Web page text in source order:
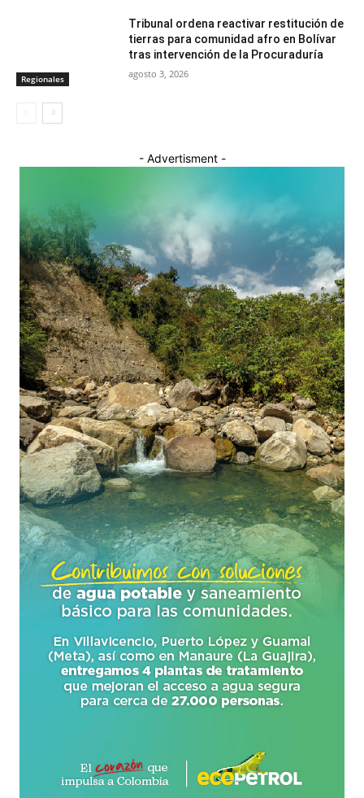
Regionales
Tribunal ordena reactivar restitución de
tierras para comunidad afro en Bolívar
tras intervención de la Procuraduría
agosto 3, 2026
- Advertisment -